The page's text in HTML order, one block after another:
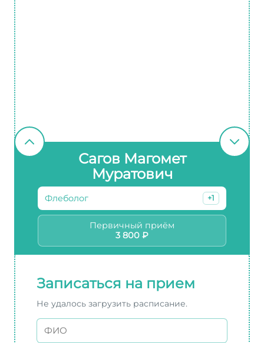
Сагов Магомет
Муратович
Флеболог +1
Первичный приём
3 800 ₽
Записаться на прием
Не удалось загрузить расписание.